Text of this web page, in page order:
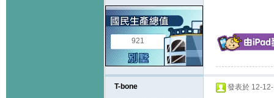
921
T-bone 發表於 12-